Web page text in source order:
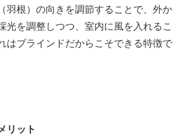
羽根）の向きを調節することで、外か
光を調整しつつ、室内に風を入れるこ
はブラインドだからこそできる特徴で
リット